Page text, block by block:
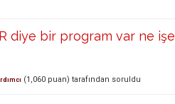
diye bir program var ne işe
(1,060 puan) tarafından soruldu